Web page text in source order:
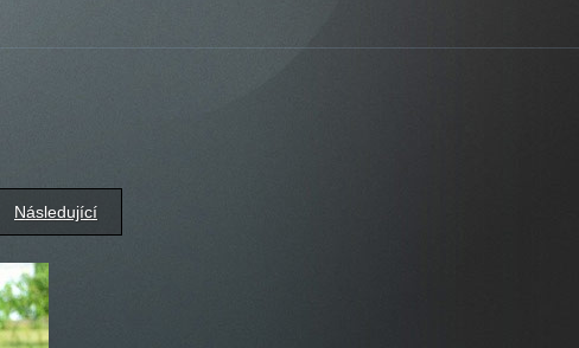
Následující